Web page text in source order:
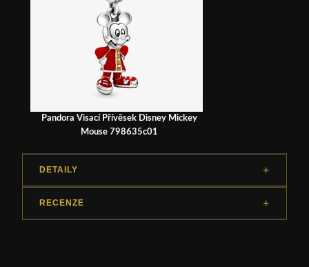
Pandora Visací Přívěsek Disney Mickey
Mouse 798635c01
DETAILY
RECENZE